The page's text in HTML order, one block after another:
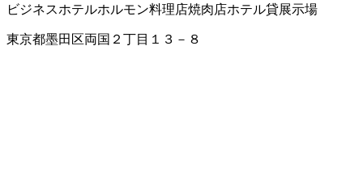
ビジネスホテルホルモン料理店焼肉店ホテル貸展示場
東京都墨田区両国２丁目１３－８